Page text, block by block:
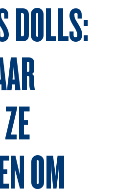
DOLLS:
OM